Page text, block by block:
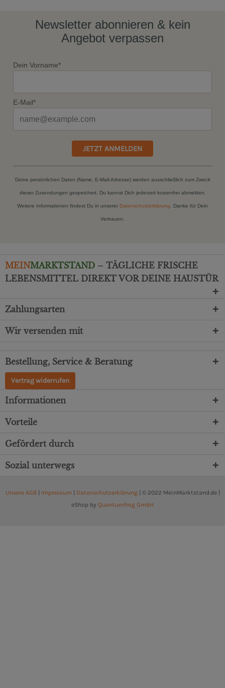
Newsletter abonnieren & kein
Angebot verpassen
Dein Vorname*
E-Mail*
JETZT ANMELDEN
Deine persönlichen Daten (Name, E-Mail-Adresse) werden ausschließlich zum Zweck
dieser Zusendungen gespeichert. Du kannst Dich jederzeit kostenfrei abmelden.
Weitere Informationen findest Du in unserer Datenschutzerklärung . Danke für Dein
Vertrauen.
MEINMARKTSTAND – TÄGLICHE FRISCHE
LEBENSMITTEL DIREKT VOR DEINE HAUSTÜR
Zahlungsarten
Wir versenden mit
Bestellung, Service & Beratung
Vertrag widerrufen
Informationen
Vorteile
Gefördert durch
Sozial unterwegs
Unsere AGB| Impressum Datenschutzerklärung| © 2022 MeinMarktstand.de |
eShop by Quantumfrog GmbH